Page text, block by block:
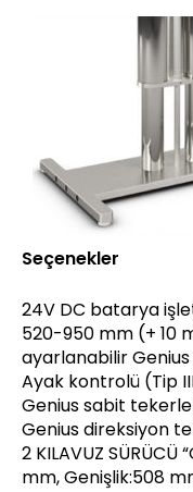
Seçenekler
24V DC batarya
520-950 mm (+ 10
ayarlanabilir
Ayak kontrolü (Tip
Genius sabit
Genius direksiyon
2 KILAVUZ SÜRÜCÜ
mm, Genişlik:508